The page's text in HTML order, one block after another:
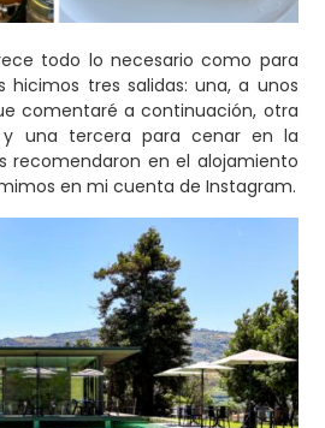
todo lo necesario como para
hicimos tres salidas: una, a unos
comentaré a continuación, otra
una tercera para cenar en la
recomendaron en el alojamiento
en mi cuenta de Instagram.